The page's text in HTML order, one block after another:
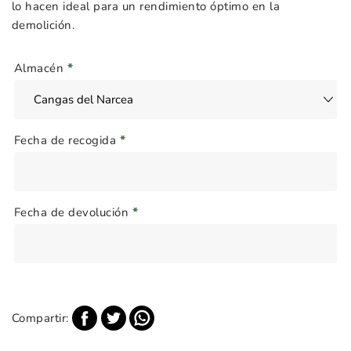
lo hacen ideal para un rendimiento óptimo en la
demolición.
Almacén *
Fecha de recogida *
Fecha de devolución *
Compartir: